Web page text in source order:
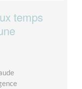
temps